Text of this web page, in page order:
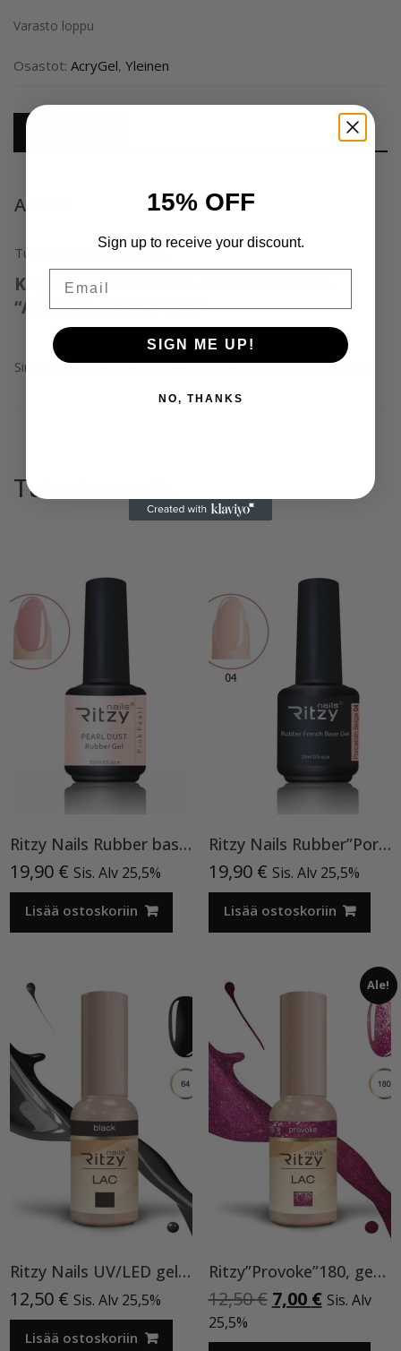
Varasto loppu
Osastot: AcryGel, Yleinen
Arviot
Tuotearvioita ei vielä ole.
Kirjoita ensimmäinen arvio tuotteelle
“ACRYGEL Florita 15ml”
Sinun onkirjauduttava sisäänkun haluat kirjoittaa arvioinnin.
Tutustu myös
Ritzy Nails Rubber base ”Pink Pearl” pohjageeli, 15 ml
19,90 € Sis. Alv 25,5%
Lisää ostoskoriin
Ritzy Nails Rubber”Porcelain Beige” 04,15ml
19,90 € Sis. Alv 25,5%
Lisää ostoskoriin
Ritzy Nails UV/LED gel polish ”Black” 64, 9ml, geelilakka TPO vapaa
12,50 € Sis. Alv 25,5%
Lisää ostoskoriin
Ale!
Ritzy”Provoke”180, geelilakka
12,50€ Alkuperäinen
oli:
7,00 €Nykyinen
on:
Sis. Alv
25,5%
15% OFF
Sign up to receive your discount.
SIGN ME UP!
NO, THANKS